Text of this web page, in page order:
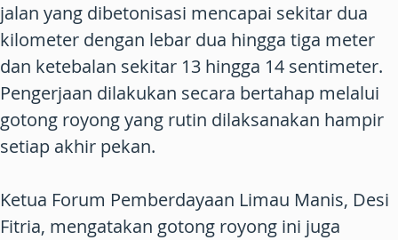
jalan yang dibetonisasi mencapai sekitar dua
kilometer dengan lebar dua hingga tiga meter
dan ketebalan sekitar 13 hingga 14 sentimeter.
Pengerjaan dilakukan secara bertahap melalui
gotong royong yang rutin dilaksanakan hampir
setiap akhir pekan.
Ketua Forum Pemberdayaan Limau Manis, Desi
Fitria, mengatakan gotong royong ini juga